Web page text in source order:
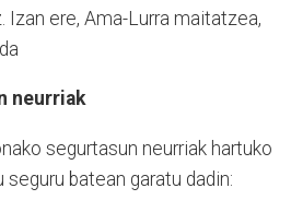
ere, Ama-Lurra maitatzea,
neurriak
segurtasun neurriak hartuko
batean garatu dadin: